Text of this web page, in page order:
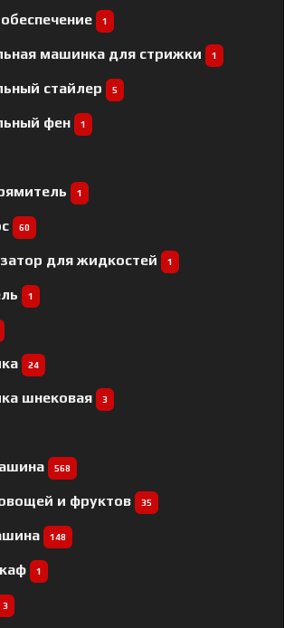
1
машинка для стрижки 1
cтайлер 5
фен 1
1
60
для жидкостей 1
1
24
шнековая 3
568
и фруктов 35
148
1
3